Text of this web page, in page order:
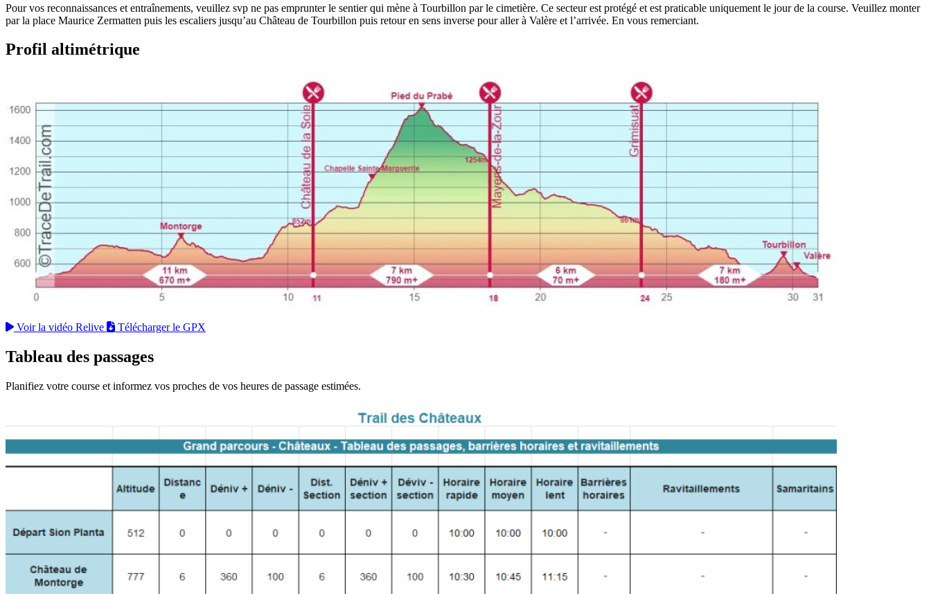
Pour vos reconnaissances et entraînements, veuillez svp ne pas emprunter le sentier qui mène à Tourbillon par le cimetière. Ce secteur est protégé et est praticable uniquement le jour de la course. Veuillez monter
par la place Maurice Zermatten puis les escaliers jusqu’au Château de Tourbillon puis retour en sens inverse pour aller à Valère et l’arrivée. En vous remerciant.
Profil altimétrique
Voir la vidéo Relive Télécharger le GPX
Tableau des passages
Planifiez votre course et informez vos proches de vos heures de passage estimées.